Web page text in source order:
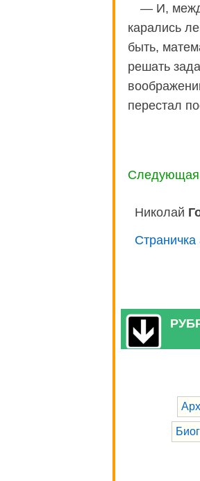
— И,
карались
быть,
решать
перестал
Следующая
Николай
Страничка